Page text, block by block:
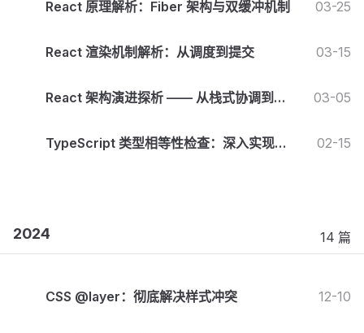
React 原理解析：Fiber 架构与双缓冲机制 03-25
React 渲染机制解析：从调度到提交 03-15
React 架构演进探析 —— 从栈式协调到
03-05
TypeScript 类型相等性检查：深入实现
02-15
2024 14 篇
CSS @layer：彻底解决样式冲突 12-10